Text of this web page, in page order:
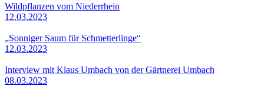
Wildpflanzen vom Niederrhein
12.03.2023
„Sonniger Saum für Schmetterlinge“
12.03.2023
Interview mit Klaus Umbach von der Gärtnerei Umbach
08.03.2023